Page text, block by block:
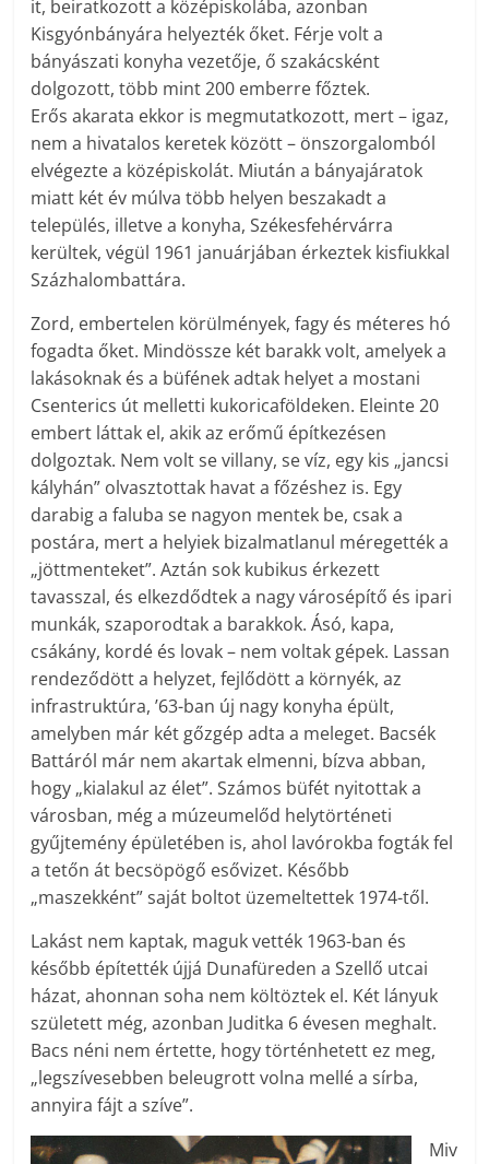
it, beiratkozott a középiskolába, azonban
Kisgyónbányára helyezték őket. Férje volt a
bányászati konyha vezetője, ő szakácsként
dolgozott, több mint 200 emberre főztek.
Erős akarata ekkor is megmutatkozott, mert – igaz,
nem a hivatalos keretek között – önszorgalomból
elvégezte a középiskolát. Miután a bányajáratok
miatt két év múlva több helyen beszakadt a
település, illetve a konyha, Székesfehérvárra
kerültek, végül 1961 januárjában érkeztek kisfiukkal
Százhalombattára.
Zord, embertelen körülmények, fagy és méteres hó
fogadta őket. Mindössze két barakk volt, amelyek a
lakásoknak és a büfének adtak helyet a mostani
Csenterics út melletti kukoricaföldeken. Eleinte 20
embert láttak el, akik az erőmű építkezésen
dolgoztak. Nem volt se villany, se víz, egy kis „jancsi
kályhán” olvasztottak havat a főzéshez is. Egy
darabig a faluba se nagyon mentek be, csak a
postára, mert a helyiek bizalmatlanul méregették a
„jöttmenteket”. Aztán sok kubikus érkezett
tavasszal, és elkezdődtek a nagy városépítő és ipari
munkák, szaporodtak a barakkok. Ásó, kapa,
csákány, kordé és lovak – nem voltak gépek. Lassan
rendeződött a helyzet, fejlődött a környék, az
infrastruktúra, ’63-ban új nagy konyha épült,
amelyben már két gőzgép adta a meleget. Bacsék
Battáról már nem akartak elmenni, bízva abban,
hogy „kialakul az élet”. Számos büfét nyitottak a
városban, még a múzeumelőd helytörténeti
gyűjtemény épületében is, ahol lavórokba fogták fel
a tetőn át becsöpögő esővizet. Később
„maszekként” saját boltot üzemeltettek 1974-től.
Lakást nem kaptak, maguk vették 1963-ban és
később építették újjá Dunafüreden a Szellő utcai
házat, ahonnan soha nem költöztek el. Két lányuk
született még, azonban Juditka 6 évesen meghalt.
Bacs néni nem értette, hogy történhetett ez meg,
„legszívesebben beleugrott volna mellé a sírba,
annyira fájt a szíve”.
Miv